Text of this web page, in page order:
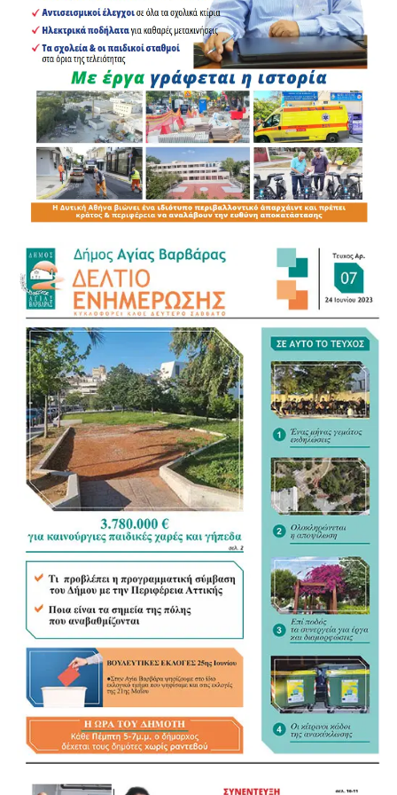
Βασίλης Λώλος συμμετείχε στην λιτάνευση της Ιεράς
Εικόνας του Ευαγγελισμού στους δρόμους της ενορίας
υπό τους ήχους
της φιλαρμονικής του Δήμου Περιστερίου.
Ο ΑΝΤΙΠΕΡΙΦΕΡΕΙΑΡΧΗΣ
Π.Ε. ΔΥΤΙΚΟΥ ΤΟΜΕΑ ΑΘΗΝΩΝ
ΛΩΛΟΣ ΒΑΣΙΛΕΙΟΣ